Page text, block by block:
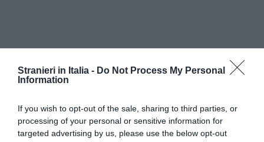
Stranieri in Italia - Do Not Process My Personal
Information
If you wish to opt-out of the sale, sharing to third parties, or
processing of your personal or sensitive information for
targeted advertising by us, please use the below opt-out